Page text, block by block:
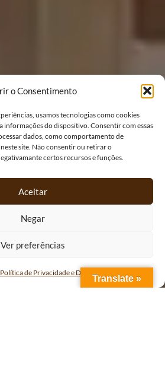
o Consentimento
usamos tecnologias como cookies
informações do dispositivo. Consentir com essas
dados, como comportamento de
site. Não consentir ou retirar o
certos recursos e funções.
Aceitar
Negar
Ver preferências
Política de Privacidade e Dados Pessoais
Translate »